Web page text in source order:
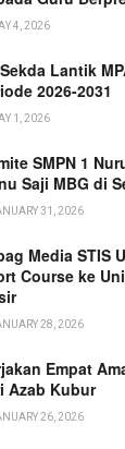
4, 2026
Lantik
2026-2031
1, 2026
SMPN 1
Saji MBG di
31, 2026
Media STIS
Course ke
28, 2026
Empat
Azab Kubur
26, 2026